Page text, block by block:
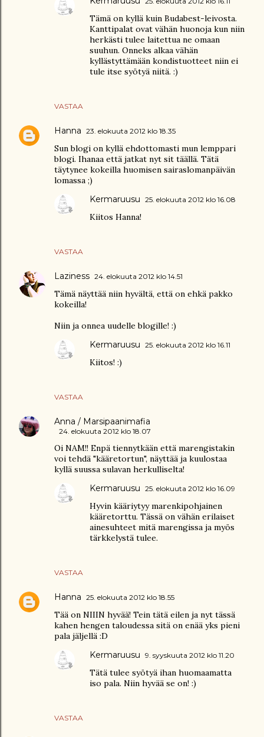
VASTAA
Tämä on kyllä kuin Budabest-leivosta.
Kanttipalat ovat vähän huonoja kun niin
herkästi tulee laitettua ne omaan
suuhun. Onneks alkaa vähän
kyllästyttämään kondistuotteet niin ei
tule itse syötyä niitä. :)
Hanna 23. elokuuta 2012 klo 18.35
Sun blogi on kyllä ehdottomasti mun lemppari
blogi. Ihanaa että jatkat nyt sit täällä. Tätä
täytynee kokeilla huomisen sairaslomanpäivän
lomassa ;)
VASTAA
Kermaruusu 25. elokuuta 2012 klo 16.08
Kiitos Hanna!
Laziness 24. elokuuta 2012 klo 14.51
Tämä näyttää niin hyvältä, että on ehkä pakko
kokeilla!
Niin ja onnea uudelle blogille! :)
VASTAA
Kermaruusu 25. elokuuta 2012 klo 16.11
Kiitos! :)
Anna / Marsipaanimafia
24. elokuuta 2012 klo 18.07
Oi NAM!! Enpä tiennytkään että marengistakin
voi tehdä "kääretortun", näyttää ja kuulostaa
kyllä suussa sulavan herkulliselta!
VASTAA
Kermaruusu 25. elokuuta 2012 klo 16.09
Hyvin kääriytyy marenkipohjainen
kääretorttu. Tässä on vähän erilaiset
ainesuhteet mitä marengissa ja myös
tärkkelystä tulee.
Hanna 25. elokuuta 2012 klo 18.55
Tää on NIIIN hyvää! Tein tätä eilen ja nyt tässä
kahen hengen taloudessa sitä on enää yks pieni
pala jäljellä :D
VASTAA
Kermaruusu 9. syyskuuta 2012 klo 11.20
Tätä tulee syötyä ihan huomaamatta
iso pala. Niin hyvää se on! :)